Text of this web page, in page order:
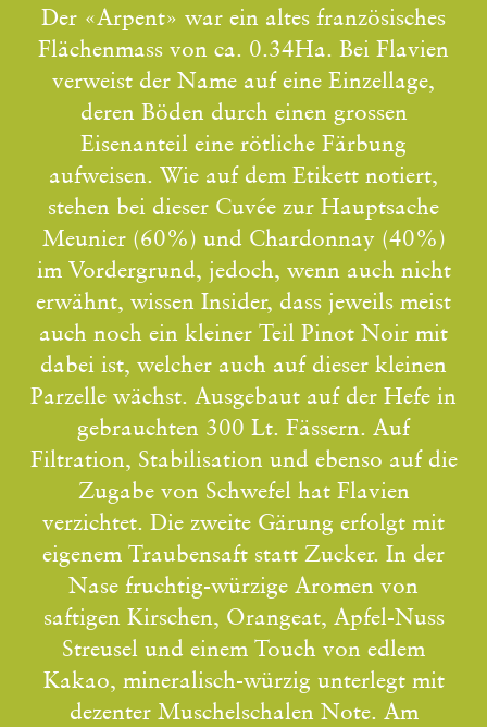
Der «Arpent» war ein altes französisches
Flächenmass von ca. 0.34Ha. Bei Flavien
verweist der Name auf eine Einzellage,
deren Böden durch einen grossen
Eisenanteil eine rötliche Färbung
aufweisen. Wie auf dem Etikett notiert,
stehen bei dieser Cuvée zur Hauptsache
Meunier (60%) und Chardonnay (40%)
im Vordergrund, jedoch, wenn auch nicht
erwähnt, wissen Insider, dass jeweils meist
auch noch ein kleiner Teil Pinot Noir mit
dabei ist, welcher auch auf dieser kleinen
Parzelle wächst. Ausgebaut auf der Hefe in
gebrauchten 300 Lt. Fässern. Auf
Filtration, Stabilisation und ebenso auf die
Zugabe von Schwefel hat Flavien
verzichtet. Die zweite Gärung erfolgt mit
eigenem Traubensaft statt Zucker. In der
Nase fruchtig-würzige Aromen von
saftigen Kirschen, Orangeat, Apfel-Nuss
Streusel und einem Touch von edlem
Kakao, mineralisch-würzig unterlegt mit
dezenter Muschelschalen Note. Am